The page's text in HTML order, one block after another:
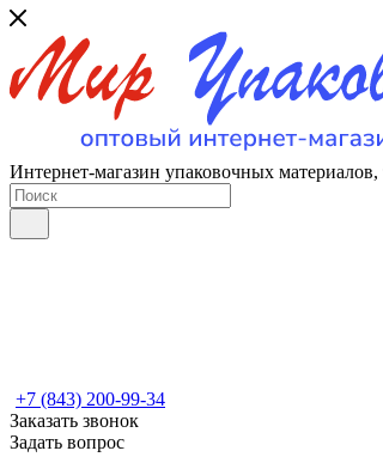
Интернет-магазин упаковочных
+7 (843) 200-99-34
Заказать звонок
Задать вопрос